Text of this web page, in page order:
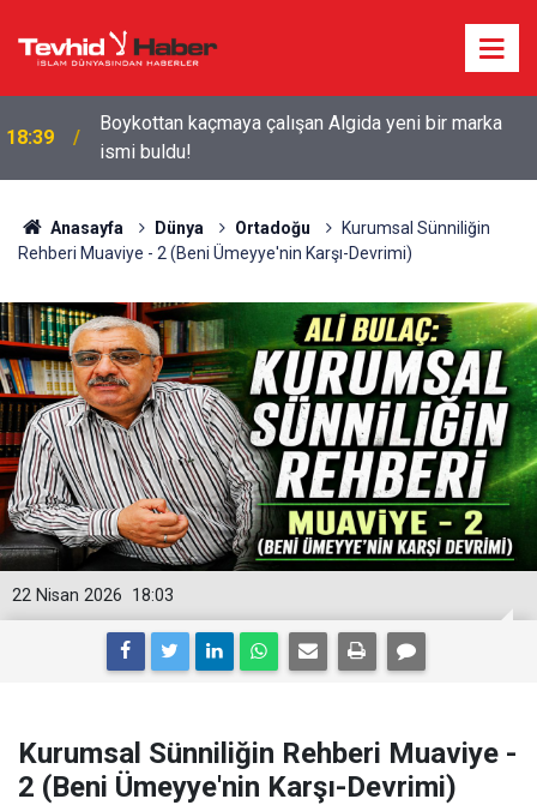
18:29
Starbucks'tan 'Tarihi' Skandal: Polisler genel
merkezi bastı!
Anasayfa Dünya Ortadoğu
Kurumsal Sünniliğin
Rehberi Muaviye - 2 (Beni Ümeyye'nin Karşı-Devrimi)
18:03
22 Nisan 2026
Kurumsal Sünniliğin Rehberi Muaviye -
2 (Beni Ümeyye'nin Karşı-Devrimi)